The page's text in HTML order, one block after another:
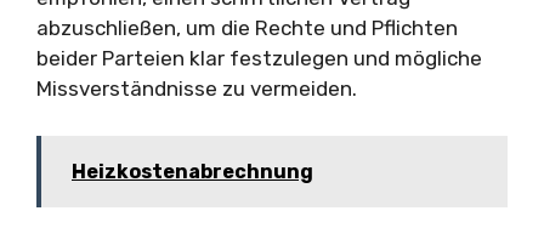
abzuschließen, um die Rechte und Pflichten
beider Parteien klar festzulegen und mögliche
Missverständnisse zu vermeiden.
Heizkostenabrechnung